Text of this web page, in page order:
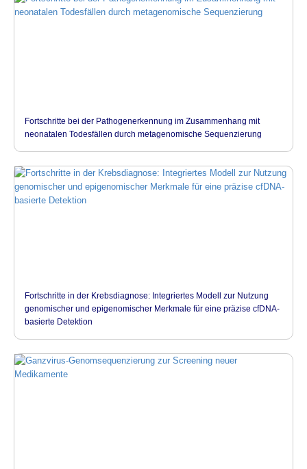
Fortschritte bei der Pathogenerkennung im Zusammenhang mit
neonatalen Todesfällen durch metagenomische Sequenzierung
Fortschritte in der Krebsdiagnose: Integriertes Modell zur Nutzung
genomischer und epigenomischer Merkmale für eine präzise cfDNA-
basierte Detektion